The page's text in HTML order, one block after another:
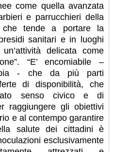
come quella avanzata
e parrucchieri della
che tende a portare la
sanitari e in luoghi
delicata come
“E’ encomiabile –
- che da più parti
di disponibilità, che
senso civico e di
raggiungere gli obiettivi
e al contempo garantire
salute dei cittadini è
esclusivamente